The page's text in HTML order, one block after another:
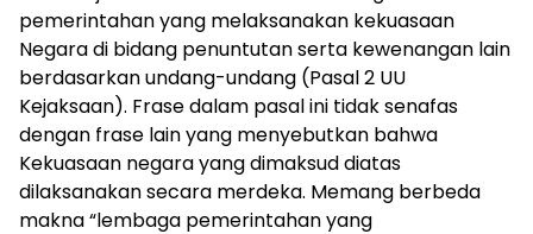
pemerintahan yang melaksanakan kekuasaan
Negara di bidang penuntutan serta kewenangan lain
berdasarkan undang-undang (Pasal 2 UU
Kejaksaan). Frase dalam pasal ini tidak senafas
dengan frase lain yang menyebutkan bahwa
Kekuasaan negara yang dimaksud diatas
dilaksanakan secara merdeka. Memang berbeda
makna “lembaga pemerintahan yang